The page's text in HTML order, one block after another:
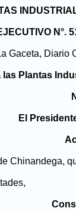
N°.
Gaceta, Diario
Plantas
El
Chinandega,